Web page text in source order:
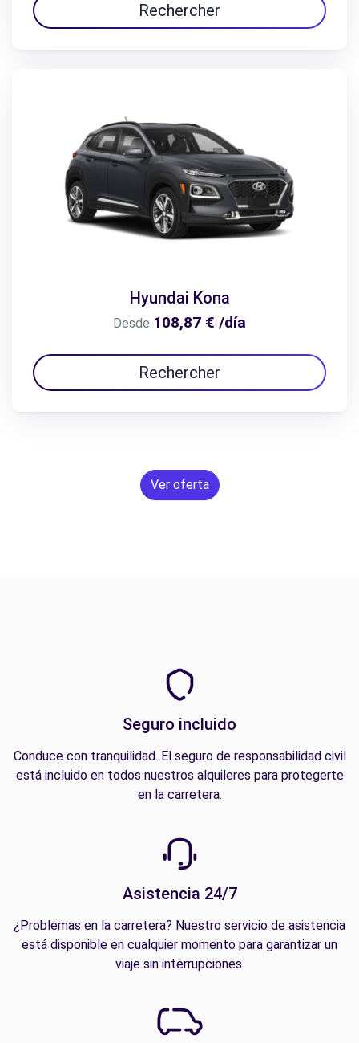
Rechercher
Hyundai Kona
Desde 108,87 € /día
Rechercher
Ver oferta
Seguro incluido
Conduce con tranquilidad. El seguro de responsabilidad civil
está incluido en todos nuestros alquileres para protegerte
en la carretera.
Asistencia 24/7
¿Problemas en la carretera? Nuestro servicio de asistencia
está disponible en cualquier momento para garantizar un
viaje sin interrupciones.